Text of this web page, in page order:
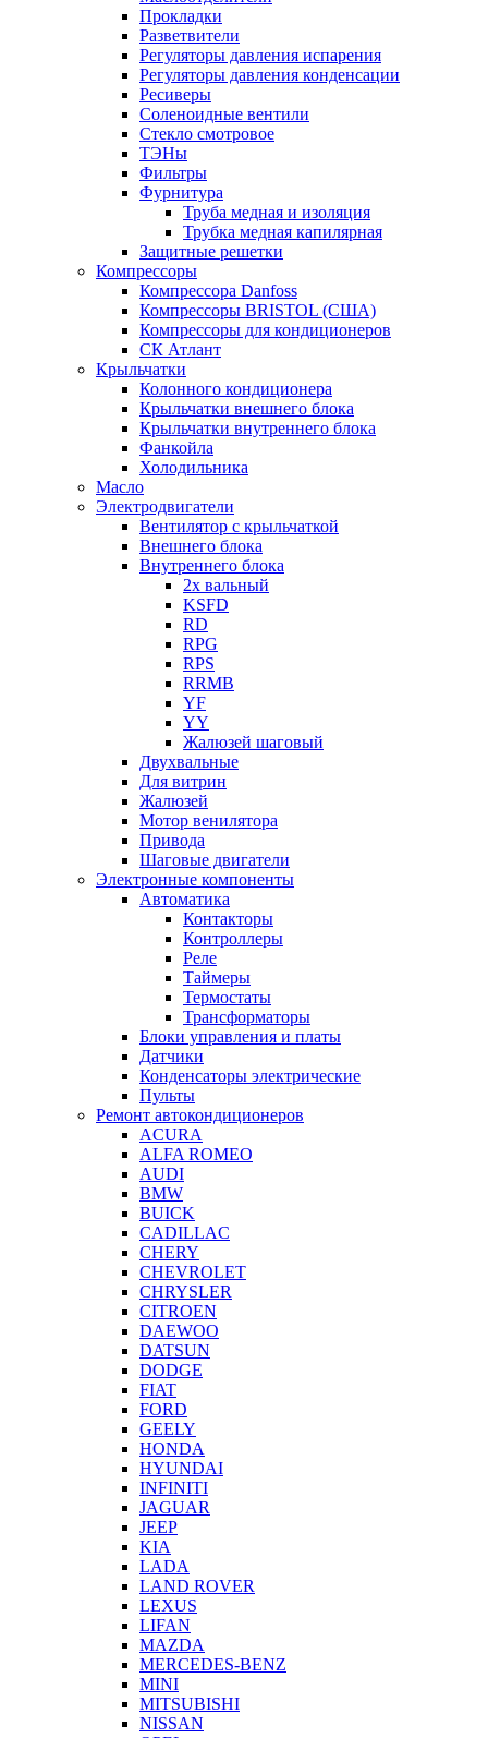
Прокладки
Разветвители
Регуляторы давления испарения
Регуляторы давления конденсации
Ресиверы
Соленоидные вентили
Стекло смотровое
ТЭНы
Фильтры
Фурнитура
Труба медная и изоляция
Трубка медная капилярная
Защитные решетки
Компрессоры
Компрессора Danfoss
Компрессоры BRISTOL (США)
Компрессоры для кондиционеров
СК Атлант
Крыльчатки
Колонного кондиционера
Крыльчатки внешнего блока
Крыльчатки внутреннего блока
Фанкойла
Холодильника
Масло
Электродвигатели
Вентилятор с крыльчаткой
Внешнего блока
Внутреннего блока
2х вальный
KSFD
RD
RPG
RPS
RRMB
YF
YY
Жалюзей шаговый
Двухвальные
Для витрин
Жалюзей
Мотор венилятора
Привода
Шаговые двигатели
Электронные компоненты
Автоматика
Контакторы
Контроллеры
Реле
Таймеры
Термостаты
Трансформаторы
Блоки управления и платы
Датчики
Конденсаторы электрические
Пульты
Ремонт автокондиционеров
ACURA
ALFA ROMEO
AUDI
BMW
BUICK
CADILLAC
CHERY
CHEVROLET
CHRYSLER
CITROEN
DAEWOO
DATSUN
DODGE
FIAT
FORD
GEELY
HONDA
HYUNDAI
INFINITI
JAGUAR
JEEP
KIA
LADA
LAND ROVER
LEXUS
LIFAN
MAZDA
MERCEDES-BENZ
MINI
MITSUBISHI
NISSAN